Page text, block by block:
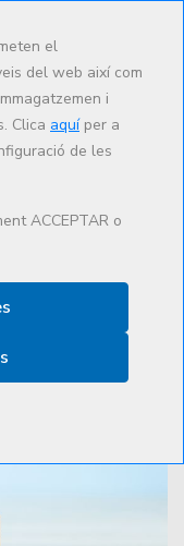
el
del web així com
i
Clica aquíper a
de les
ACCEPTAR o